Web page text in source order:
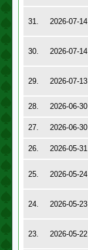
31. 2026-07-14
30. 2026-07-14
29. 2026-07-13
28. 2026-06-30
27.
2026-06-30
26.
2026-05-31
25. 2026-05-24
24. 2026-05-23
23. 2026-05-22